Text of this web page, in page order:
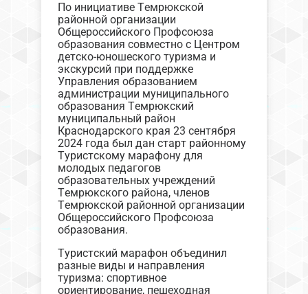
По инициативе Темрюкской
районной организации
Общероссийского Профсоюза
образования совместно с Центром
детско-юношеского туризма и
экскурсий при поддержке
Управления образованием
администрации муниципального
образования Темрюкский
муниципальный район
Краснодарского края 23 сентября
2024 года был дан старт районному
Туристскому марафону для
молодых педагогов
образовательных учреждений
Темрюкского района, членов
Темрюкской районной организации
Общероссийского Профсоюза
образования.
Туристский марафон объединил
разные виды и направления
туризма: спортивное
ориентирование, пешеходная